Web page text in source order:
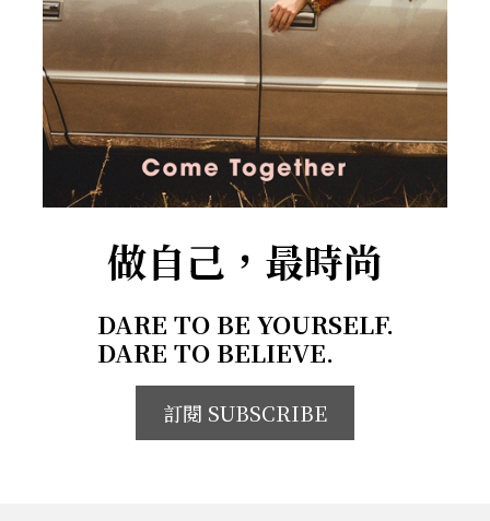
做自己，最時尚
DARE TO BE YOURSELF.
DARE TO BELIEVE.
訂閱 SUBSCRIBE